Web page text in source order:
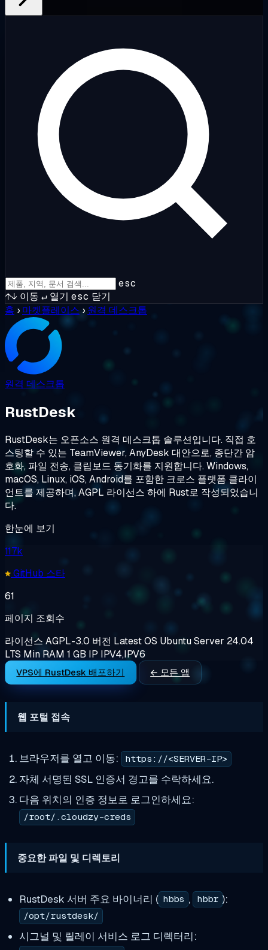
esc
↑↓ 이동 ↵ 열기 esc 닫기
홈 › 마켓플레이스 › 원격 데스크톱
원격 데스크톱
RustDesk
RustDesk는 오픈소스 원격 데스크톱 솔루션입니다. 직접 호
스팅할 수 있는 TeamViewer, AnyDesk 대안으로, 종단간 암
호화, 파일 전송, 클립보드 동기화를 지원합니다. Windows,
macOS, Linux, iOS, Android를 포함한 크로스 플랫폼 클라이
언트를 제공하며, AGPL 라이선스 하에 Rust로 작성되었습니
다.
한눈에 보기
117k
GitHub 스타
61
페이지 조회수
라이선스 AGPL-3.0 버전 LatestOS Ubuntu Server 24.04
LTS Min RAM 1 GB IP IPV4,IPV6
VPS에 RustDesk 배포하기 ← 모든 앱
웹 포털 접속
브라우저를 열고 이동: https://<SERVER-IP>
자체 서명된 SSL 인증서 경고를 수락하세요.
다음 위치의 인증 정보로 로그인하세요:
/root/.cloudzy-creds
중요한 파일 및 디렉토리
RustDesk 서버 주요 바이너리 ( hbbs , hbbr ):
/opt/rustdesk/
시그널 및 릴레이 서비스 로그 디렉터리: